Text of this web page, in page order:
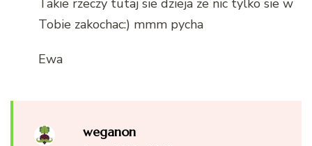
Takie rzeczy tutaj sie dzieja że nic tylko sie w
Tobie zakochac:) mmm pycha
Ewa
weganon